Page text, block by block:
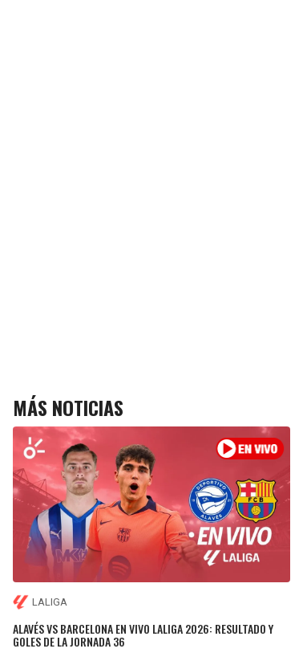
MÁS NOTICIAS
LALIGA
ALAVÉS VS BARCELONA EN VIVO LALIGA 2026: RESULTADO Y
GOLES DE LA JORNADA 36